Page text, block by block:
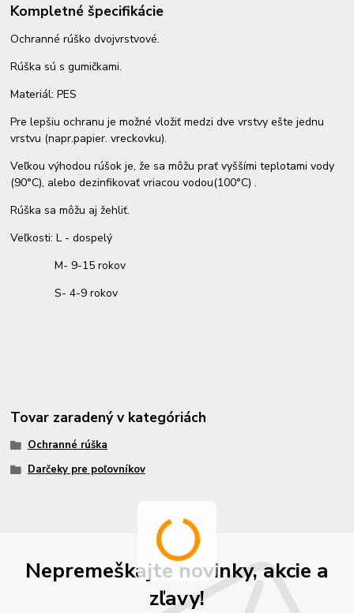
Kompletné špecifikácie
Ochranné rúško dvojvrstvové.
Rúška sú s gumičkami.
Materiál: PES
Pre lepšiu ochranu je možné vložiť medzi dve vrstvy ešte jednu
vrstvu (napr.papier. vreckovku).
Veľkou výhodou rúšok je, že sa môžu prať vyššími teplotami vody
(90°C), alebo dezinfikovať vriacou vodou(100°C) .
Rúška sa môžu aj žehliť.
Veľkosti: L - dospelý
M- 9-15 rokov
S- 4-9 rokov
Tovar zaradený v kategóriách
Ochranné rúška
Darčeky pre poľovníkov
Nepremeškajte novinky, akcie a
zľavy!